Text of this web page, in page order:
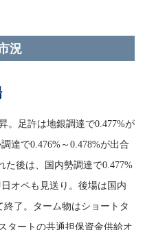
況
。足許は地銀調達で0.477%が
達で0.476%～0.478%が出合
た後は、国内勢調達で0.477%
オペも見送り。後場は国内
終了。ターム物はショートタ
タートの共通担保資金供給オ